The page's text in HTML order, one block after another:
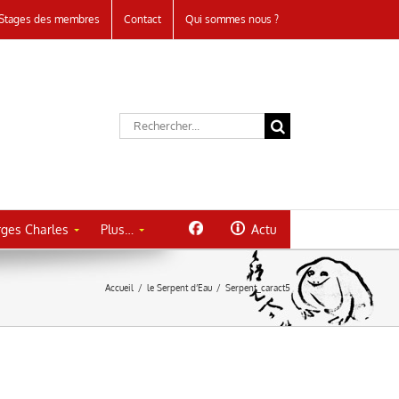
des membres Contact Qui sommes nous ?
Rechercher:
Charles Plus… Actu
Accueil / le Serpent d’Eau / Serpent_caract5